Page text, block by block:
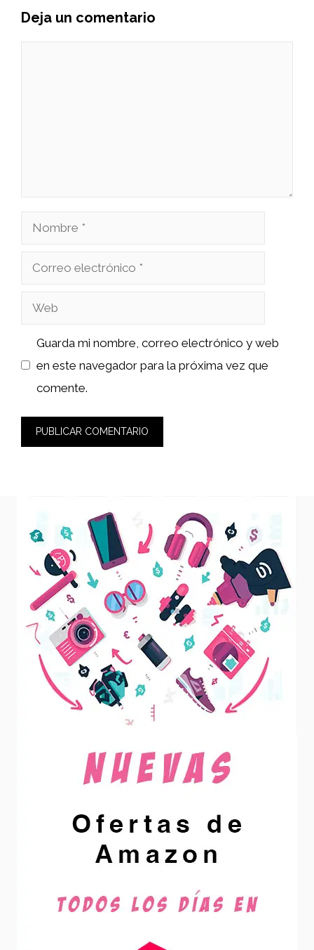
Deja un comentario
Nombre
Correo
Web
Guarda mi nombre, correo electrónico y web
en este navegador para la próxima vez que
comente.